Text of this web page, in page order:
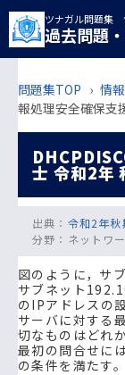
ツナガル問題集
過去問題
問題集TOP › 情
報処理安全確保支
士 令和2年
出典： 令和2年
分野： ネットワ
図のように，サ
サブネット
のIPアドレスの
サーバに対する
切なものはどれ
最初の問合せに
の条件を満たす。